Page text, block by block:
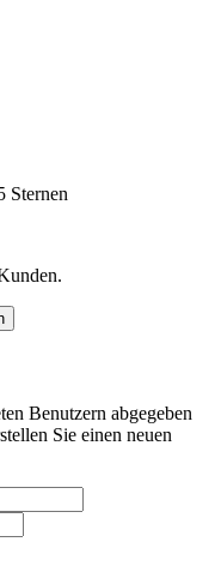
Sternen
Benutzern abgegeben
Sie einen neuen